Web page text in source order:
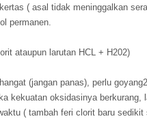
( asal tidak meninggalkan
permanen.
ataupun larutan HCL + H202)
(jangan panas), perlu
kekuatan oksidasinya berkurang,
( tambah feri clorit baru sedikit